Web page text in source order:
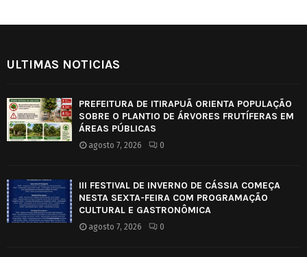
ULTIMAS NOTICIAS
PREFEITURA DE ITIRAPUÃ ORIENTA POPULAÇÃO
SOBRE O PLANTIO DE ÁRVORES FRUTÍFERAS EM
ÁREAS PÚBLICAS
agosto 7, 2026 0
III FESTIVAL DE INVERNO DE CÁSSIA COMEÇA
NESTA SEXTA-FEIRA COM PROGRAMAÇÃO
CULTURAL E GASTRONÔMICA
agosto 7, 2026 0